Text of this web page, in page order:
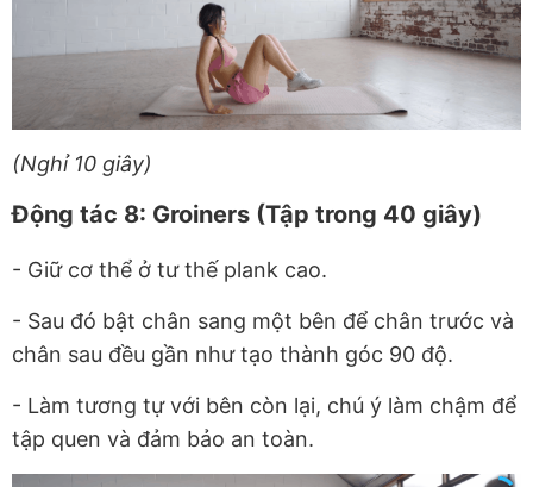
(Nghỉ 10 giây)
Động tác 8: Groiners (Tập trong 40 giây)
- Giữ cơ thể ở tư thế plank cao.
- Sau đó bật chân sang một bên để chân trước và
chân sau đều gần như tạo thành góc 90 độ.
- Làm tương tự với bên còn lại, chú ý làm chậm để
tập quen và đảm bảo an toàn.